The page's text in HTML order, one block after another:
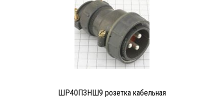
ШР40П3НШ9 розетка кабельная